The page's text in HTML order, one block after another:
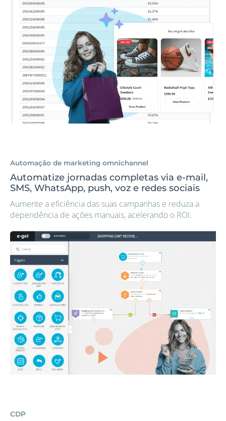
Automação de marketing omnichannel
Automatize jornadas completas via e-mail,
SMS, WhatsApp, push, voz e redes sociais
Aumente a eficiência das suas campanhas e reduza a
dependência de ações manuais, acelerando o ROI.
CDP